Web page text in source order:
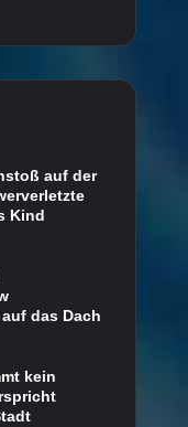
auf der
Kind
das Dach
kein